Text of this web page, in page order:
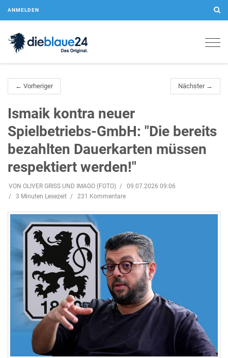
ANMELDEN
← Vorheriger Nächster →
Ismaik kontra neuer
Spielbetriebs-GmbH: "Die bereits
bezahlten Dauerkarten müssen
respektiert werden!"
VON OLIVER GRISS UND IMAGO (FOTO)
09.07.2026 09:06
3 Minuten Lesezeit
231 Kommentare